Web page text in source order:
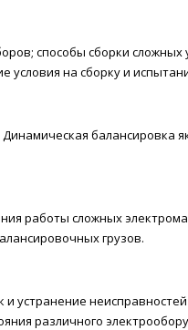
способы сборки
условия на сборку и
балансировка
работы сложных
грузов.
устранение
различного